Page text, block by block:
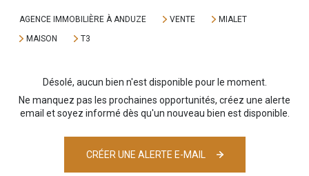
AGENCE IMMOBILIÈRE À ANDUZE VENTE
MIALET
MAISON
T3
Désolé, aucun bien n'est disponible pour le moment.
Ne manquez pas les prochaines opportunités, créez une alerte
email et soyez informé dès qu'un nouveau bien est disponible.
CRÉER UNE ALERTE E-MAIL